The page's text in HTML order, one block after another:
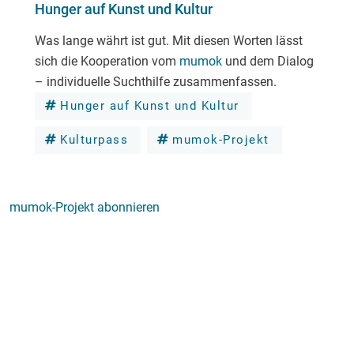
Hunger auf Kunst und Kultur
Was lange währt ist gut. Mit diesen Worten lässt
sich die Kooperation vom mumok und dem Dialog
– individuelle Suchthilfe zusammenfassen.
Hunger auf Kunst und Kultur
Kulturpass mumok-Projekt
mumok-Projekt abonnieren